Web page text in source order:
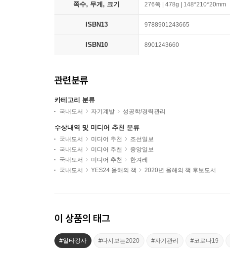
쪽수, 무게, 크기 276쪽 | 478g | 148*210*20mm
ISBN13 9788901243665
ISBN10 8901243660
관련분류
카테고리 분류
국내도서 자기계발 성공학/경력관리
수상내역 및 미디어 추천 분류
국내도서 미디어 추천
조선일보
국내도서
미디어 추천
중앙일보
국내도서
미디어 추천
한겨레
국내도서
YES24 올해의 책 2020년 올해의 책 후보도서
이 상품의 태그
#일타강사 #다시보는2020 #자기관리 #코로나19